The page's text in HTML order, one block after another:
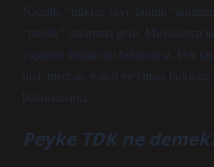
Nicelik; “miktar, sayı, bolluk”
“nitelik” anlamına gelir. Milyarlarca
yaşamın ihtişamını bulamayız. Her
inci, mercan, yakut ve elmas
bulamazsınız.
Peyke TDK ne